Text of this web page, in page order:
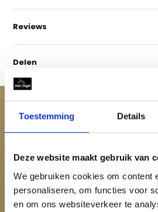
Toestemming Details
Deze website maakt gebruik van
We gebruiken cookies om content
personaliseren, om functies voor
en om ons websiteverkeer te
Reviews
Delen
Maak je aankoop compleet